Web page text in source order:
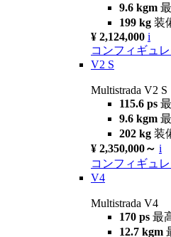
9.6 kgm
199 kg 装
¥ 2,124,000 i
コンフィギュ
V2 S
Multistrada V2 S
115.6 ps
9.6 kgm
202 kg 装
¥ 2,350,000～ i
コンフィギュ
V4
Multistrada V4
170 ps 最
12.7 kgm